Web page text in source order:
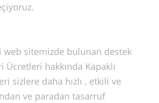
web sitemizde bulunan destek
hakkında Kapaklı
sizlere daha hızlı , etkili ve
ve paradan tasarruf